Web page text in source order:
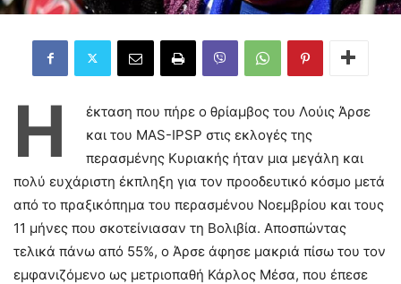
Η
έκταση που πήρε ο θρίαμβος του Λούις Άρσε
και του MAS-IPSP στις εκλογές της
περασμένης Κυριακής ήταν μια μεγάλη και
πολύ ευχάριστη έκπληξη για τον προοδευτικό κόσμο μετά
από το πραξικόπημα του περασμένου Νοεμβρίου και τους
11 μήνες που σκοτείνιασαν τη Βολιβία. Αποσπώντας
τελικά πάνω από 55%, ο Άρσε άφησε μακριά πίσω του τον
εμφανιζόμενο ως μετριοπαθή Κάρλος Μέσα, που έπεσε